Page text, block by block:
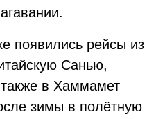
появились рейсы из
Санью,
в Хаммамет
зимы в полётную